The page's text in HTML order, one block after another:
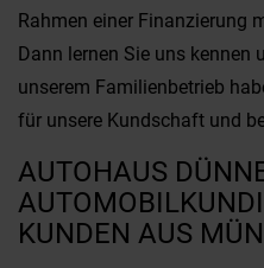
Rahmen einer Finanzierung
Dann lernen Sie uns kennen
unserem Familienbetrieb
für unsere Kundschaft und
AUTOHAUS
KUNDEN AUS